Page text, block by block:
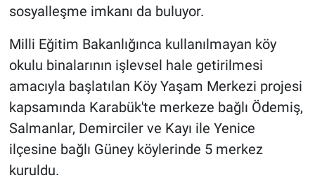
sosyalleşme imkanı da buluyor.
Milli Eğitim Bakanlığınca kullanılmayan köy
okulu binalarının işlevsel hale getirilmesi
amacıyla başlatılan Köy Yaşam Merkezi projesi
kapsamında Karabük'te merkeze bağlı Ödemiş,
Salmanlar, Demirciler ve Kayı ile Yenice
ilçesine bağlı Güney köylerinde 5 merkez
kuruldu.